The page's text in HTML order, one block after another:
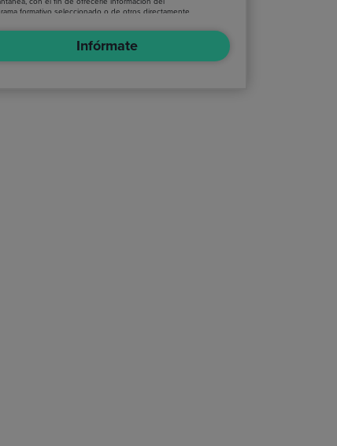
formativo seleccionado o de otros directamente
la contratación correspondiente. Compartiremos su
con las empresas que conforman el
de que estas puedan hacerle llegar la mejor oferta de
y servicios de acuerdo a su petición. Quedan
Infórmate